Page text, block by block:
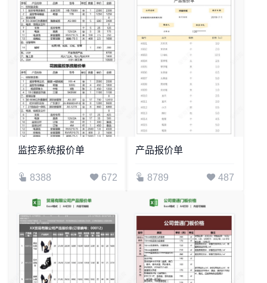
监控系统报价单
8388 672
产品报价单
8789 487